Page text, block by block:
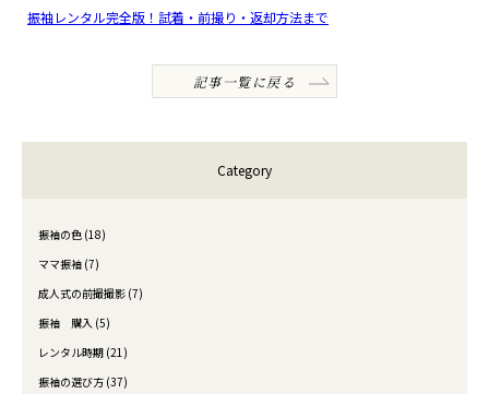
振袖レンタル完全版！試着・前撮り・返却方法まで
Category
振袖の色 (18)
ママ振袖 (7)
成人式の前撮撮影 (7)
振袖 購入 (5)
レンタル時期 (21)
振袖の選び方 (37)
記事一覧に戻る